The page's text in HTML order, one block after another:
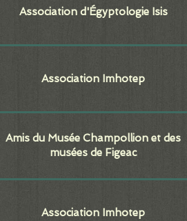
Association d'Égyptologie Isis
Association Imhotep
Amis du Musée Champollion et des
musées de Figeac
Association Imhotep